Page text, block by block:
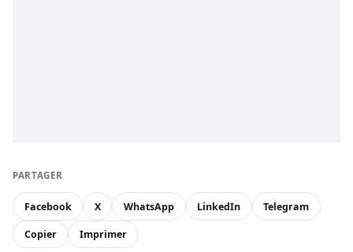
PARTAGER
Facebook X WhatsApp LinkedIn Telegram
Copier Imprimer